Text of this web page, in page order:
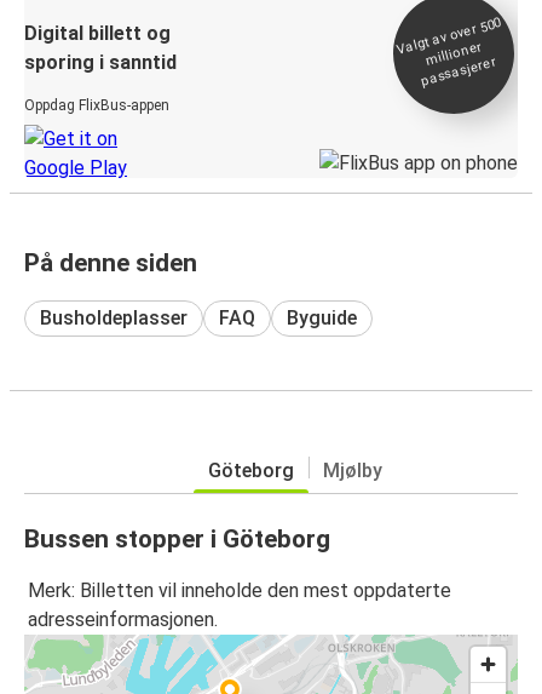
Digital billett og
sporing i sanntid
Oppdag FlixBus-appen
Valgt av over 500
millioner
passasjerer
På denne siden
Busholdeplasser FAQ Byguide
Göteborg Mjølby
Bussen stopper i Göteborg
Merk: Billetten vil inneholde den mest oppdaterte
adresseinformasjonen.